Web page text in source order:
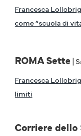
Francesca
come “scuola di
ROMA Sette |
Francesca
limiti
Corriere dello